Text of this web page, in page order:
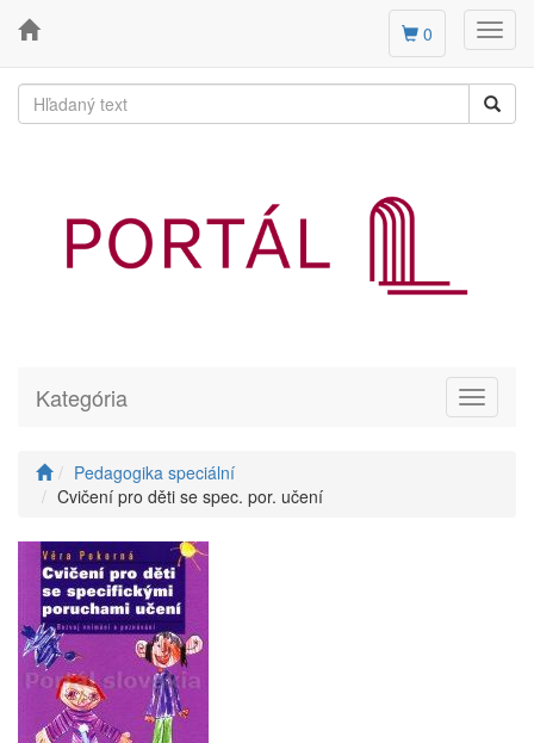
0
Toggle
Kategória
Pedagogika speciální
Cvičení pro děti se spec. por. učení